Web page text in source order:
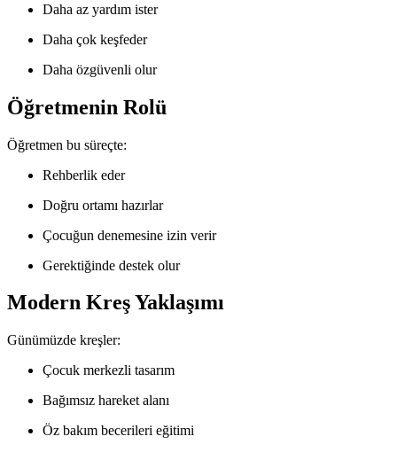
Daha az yardım ister
Daha çok keşfeder
Daha özgüvenli olur
Öğretmenin Rolü
Öğretmen bu süreçte:
Rehberlik eder
Doğru ortamı hazırlar
Çocuğun denemesine izin verir
Gerektiğinde destek olur
Modern Kreş Yaklaşımı
Günümüzde kreşler:
Çocuk merkezli tasarım
Bağımsız hareket alanı
Öz bakım becerileri eğitimi